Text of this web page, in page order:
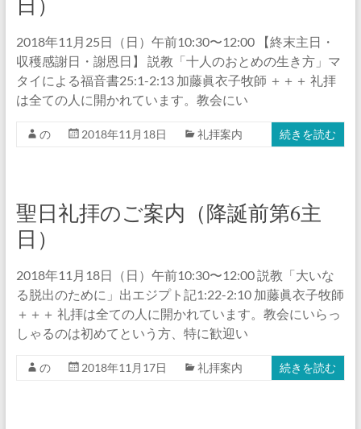
2018年11月25日（日）午前10:30〜12:00 【終末主日・
収穫感謝日・謝恩日】 説教「十人のおとめの生き方」マ
タイによる福音書25:1-2:13 加藤眞衣子牧師 ＋＋＋ 礼拝
は全ての人に開かれています。教会にい
の 2018年11月18日 礼拝案内 続きを読む
聖日礼拝のご案内（降誕前第6主
日）
2018年11月18日（日）午前10:30〜12:00 説教「大いな
る脱出のために」出エジプト記1:22-2:10 加藤眞衣子牧師
＋＋＋ 礼拝は全ての人に開かれています。教会にいらっ
しゃるのは初めてという方、特に歓迎い
の 2018年11月17日 礼拝案内 続きを読む